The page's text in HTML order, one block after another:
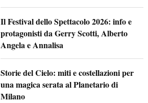
Il Festival dello Spettacolo 2026: info e
protagonisti da Gerry Scotti, Alberto
Angela e Annalisa
Storie del Cielo: miti e costellazioni per
una magica serata al Planetario di
Milano